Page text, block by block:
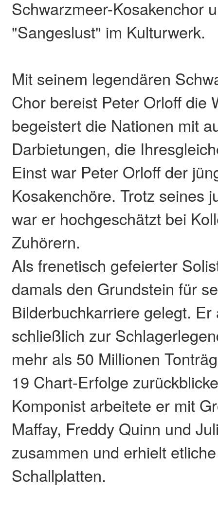
Schwarzmeer-Kosakenchor
"Sangeslust" im Kulturwerk.
Mit seinem legendären
Chor bereist Peter Orloff die
begeistert die Nationen mit
Darbietungen, die
Einst war Peter Orloff der
Kosakenchöre. Trotz seines
war er hochgeschätzt bei
Zuhörern.
Als frenetisch gefeierter
damals den Grundstein für
Bilderbuchkarriere gelegt. Er
schließlich zur
mehr als 50 Millionen
19 Chart-Erfolge
Komponist arbeitete er mit
Maffay, Freddy Quinn und
zusammen und erhielt
Schallplatten.